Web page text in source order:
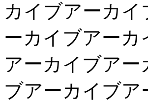
カイブアーカ
ーカイブアー
アーカイブア
ブアーカイブ